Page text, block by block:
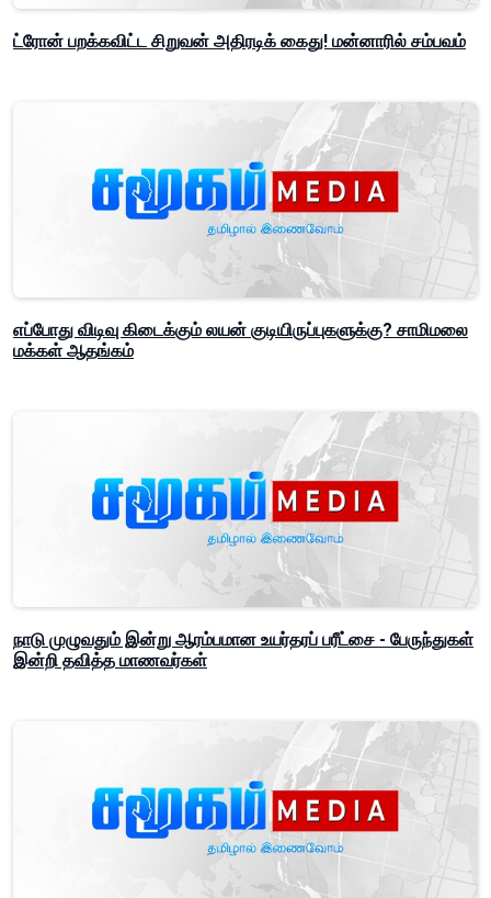
ட்ரோன் பறக்கவிட்ட சிறுவன் அதிரடிக் கைது! மன்னாரில் சம்பவம்
எப்போது விடிவு கிடைக்கும் லயன் குடியிருப்புகளுக்கு? சாமிமலை
மக்கள் ஆதங்கம்
நாடு முழுவதும் இன்று ஆரம்பமான உயர்தரப் பரீட்சை - பேருந்துகள்
இன்றி தவித்த மாணவர்கள்